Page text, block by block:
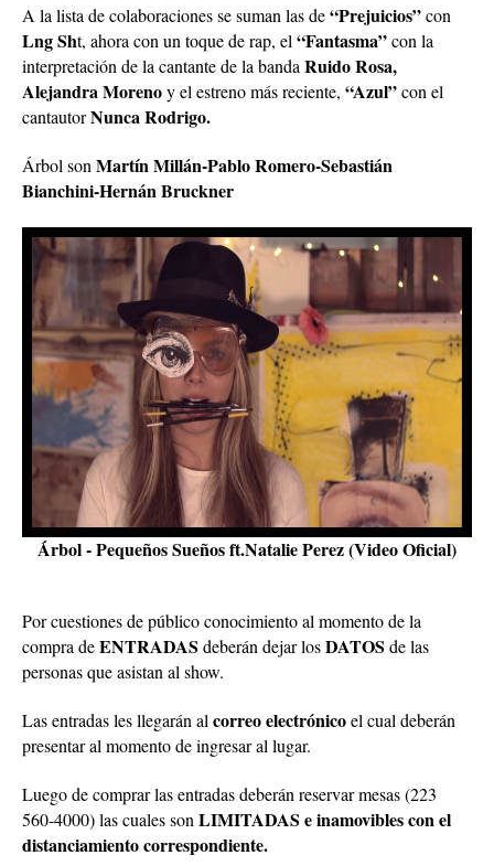
A la lista de colaboraciones se suman las de“Prejuicios”con
Lng Sht, ahora con un toque de rap, el “Fantasma”con la
interpretación de la cantante de la banda Ruido Rosa,
Alejandra Morenoy el estreno más reciente, “Azul”con el
cantautorNunca Rodrigo.
Árbol son Martín Millán-Pablo Romero-Sebastián
Bianchini-Hernán Bruckner
Árbol - Pequeños Sueños ft.Natalie Perez (Video Oficial)
Por cuestiones de público conocimiento al momento de la
compra deENTRADAS deberán dejar losDATOS de las
personas que asistan al show.
Las entradas les llegarán al correo electrónicoel cual deberán
presentar al momento de ingresar al lugar.
Luego de comprar las entradas deberán reservar mesas (223
560-4000) las cuales son LIMITADAS e inamovibles con el
distanciamiento correspondiente.